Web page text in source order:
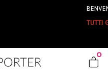
BENVENUTI SU
TUTTI GLI ORDINI
0